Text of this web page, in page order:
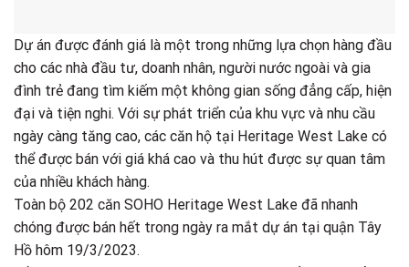
Dự án được đánh giá là một trong những lựa chọn hàng đầu
cho các nhà đầu tư, doanh nhân, người nước ngoài và gia
đình trẻ đang tìm kiếm một không gian sống đẳng cấp, hiện
đại và tiện nghi. Với sự phát triển của khu vực và nhu cầu
ngày càng tăng cao, các căn hộ tại Heritage West Lake có
thể được bán với giá khá cao và thu hút được sự quan tâm
của nhiều khách hàng.
Toàn bộ 202 căn SOHO Heritage West Lake đã nhanh
chóng được bán hết trong ngày ra mắt dự án tại quận Tây
Hồ hôm 19/3/2023.